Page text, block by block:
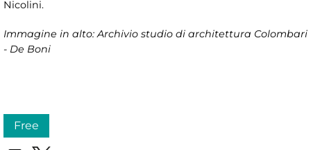
Nicolini.
Immagine in alto: Archivio studio di architettura Colombari
- De Boni
Free